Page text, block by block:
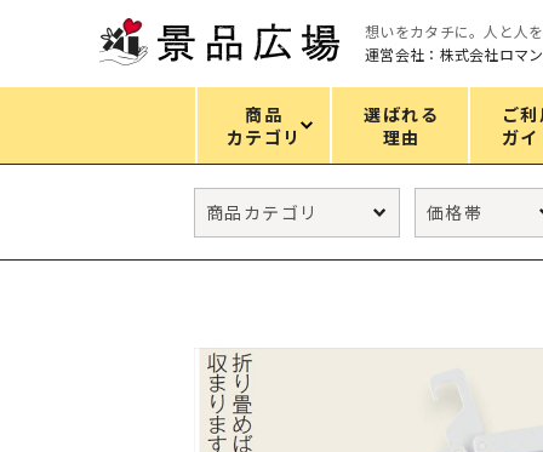
想いをカタチに。人と人
運営会社：株式会社ロマン
商品
カテゴリ
選ばれる
理由
ご利
ガイ
カテゴリ
ギフトセット
フェイス&ボディケア